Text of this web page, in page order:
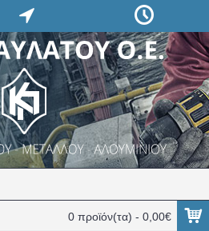
0 προϊόν(τα) - 0,00€